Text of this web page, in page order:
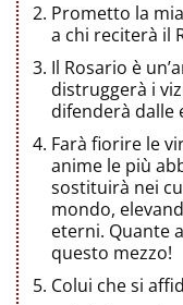
Prometto la
a chi reciterà il
Il Rosario è
distruggerà i
difenderà dalle
Farà fiorire le
anime le più
sostituirà nei
mondo,
eterni. Quante
questo mezzo!
Colui che si